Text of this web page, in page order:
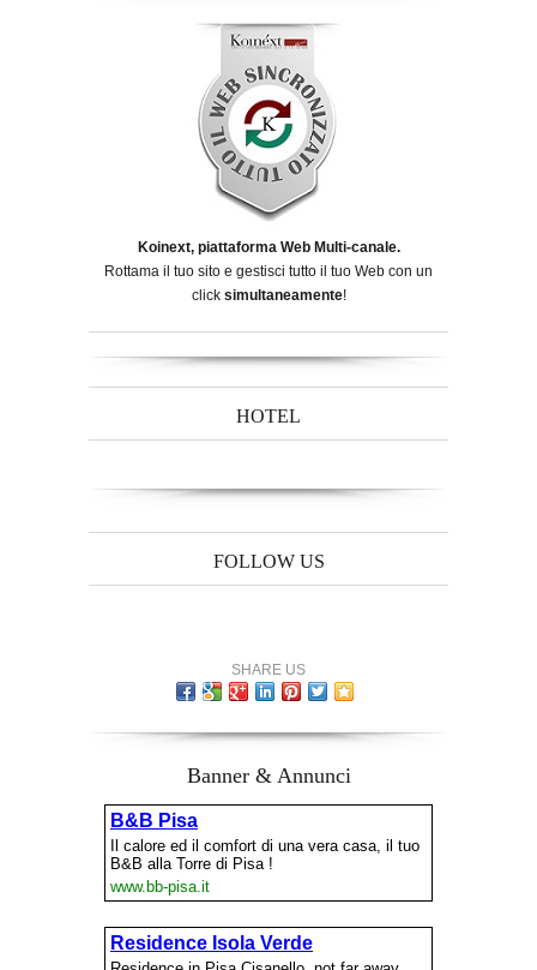
Koinext, piattaforma Web Multi-canale.
Rottama il tuo sito e gestisci tutto il tuo Web con un
click simultaneamente!
HOTEL
FOLLOW US
SHARE US
Banner & Annunci